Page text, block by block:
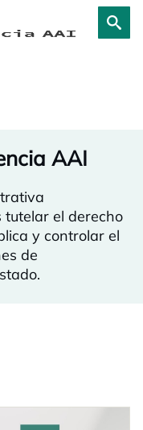
AAI
tutelar el derecho
y controlar el
de